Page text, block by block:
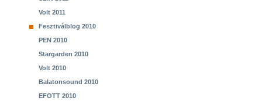
Volt 2011
Fesztiválblog 2010
PEN 2010
Stargarden 2010
Volt 2010
Balatonsound 2010
EFOTT 2010